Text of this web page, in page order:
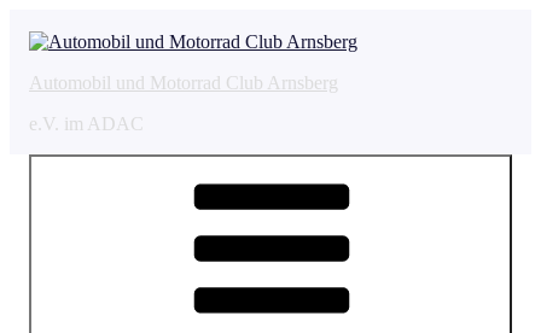
Inhalt
Automobil und Motorrad Club Arnsberg
e.V. im ADAC